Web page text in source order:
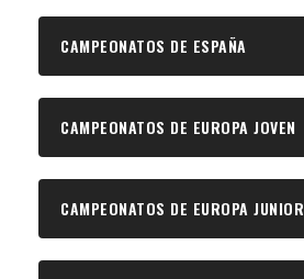
CAMPEONATOS DE ESPAÑA
CAMPEONATOS DE EUROPA JOVEN
CAMPEONATOS DE EUROPA JUNIOR